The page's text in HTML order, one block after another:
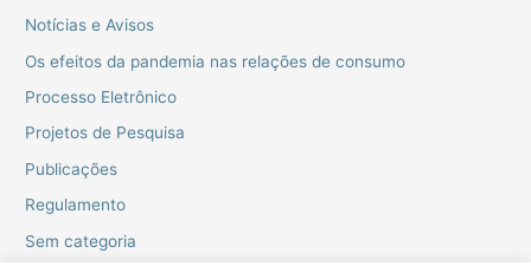
Notícias e Avisos
Os efeitos da pandemia nas relações de consumo
Processo Eletrônico
Projetos de Pesquisa
Publicações
Regulamento
Sem categoria